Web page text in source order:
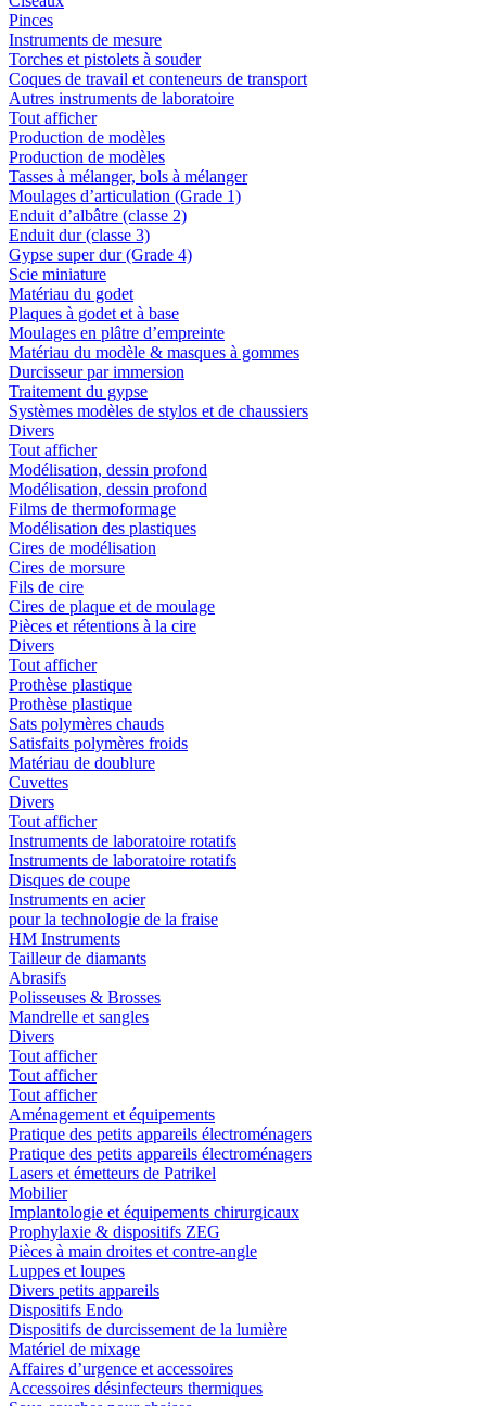
Pinces
Instruments de mesure
Torches et pistolets à souder
Coques de travail et conteneurs de transport
Autres instruments de laboratoire
Tout afficher
Production de modèles
Production de modèles
Tasses à mélanger, bols à mélanger
Moulages d’articulation (Grade 1)
Enduit d’albâtre (classe 2)
Enduit dur (classe 3)
Gypse super dur (Grade 4)
Scie miniature
Matériau du godet
Plaques à godet et à base
Moulages en plâtre d’empreinte
Matériau du modèle & masques à gommes
Durcisseur par immersion
Traitement du gypse
Systèmes modèles de stylos et de chaussiers
Divers
Tout afficher
Modélisation, dessin profond
Modélisation, dessin profond
Films de thermoformage
Modélisation des plastiques
Cires de modélisation
Cires de morsure
Fils de cire
Cires de plaque et de moulage
Pièces et rétentions à la cire
Divers
Tout afficher
Prothèse plastique
Prothèse plastique
Sats polymères chauds
Satisfaits polymères froids
Matériau de doublure
Cuvettes
Divers
Tout afficher
Instruments de laboratoire rotatifs
Instruments de laboratoire rotatifs
Disques de coupe
Instruments en acier
pour la technologie de la fraise
HM Instruments
Tailleur de diamants
Abrasifs
Polisseuses & Brosses
Mandrelle et sangles
Divers
Tout afficher
Tout afficher
Tout afficher
Aménagement et équipements
Pratique des petits appareils électroménagers
Pratique des petits appareils électroménagers
Lasers et émetteurs de Patrikel
Mobilier
Implantologie et équipements chirurgicaux
Prophylaxie & dispositifs ZEG
Pièces à main droites et contre-angle
Luppes et loupes
Divers petits appareils
Dispositifs Endo
Dispositifs de durcissement de la lumière
Matériel de mixage
Affaires d’urgence et accessoires
Accessoires désinfecteurs thermiques